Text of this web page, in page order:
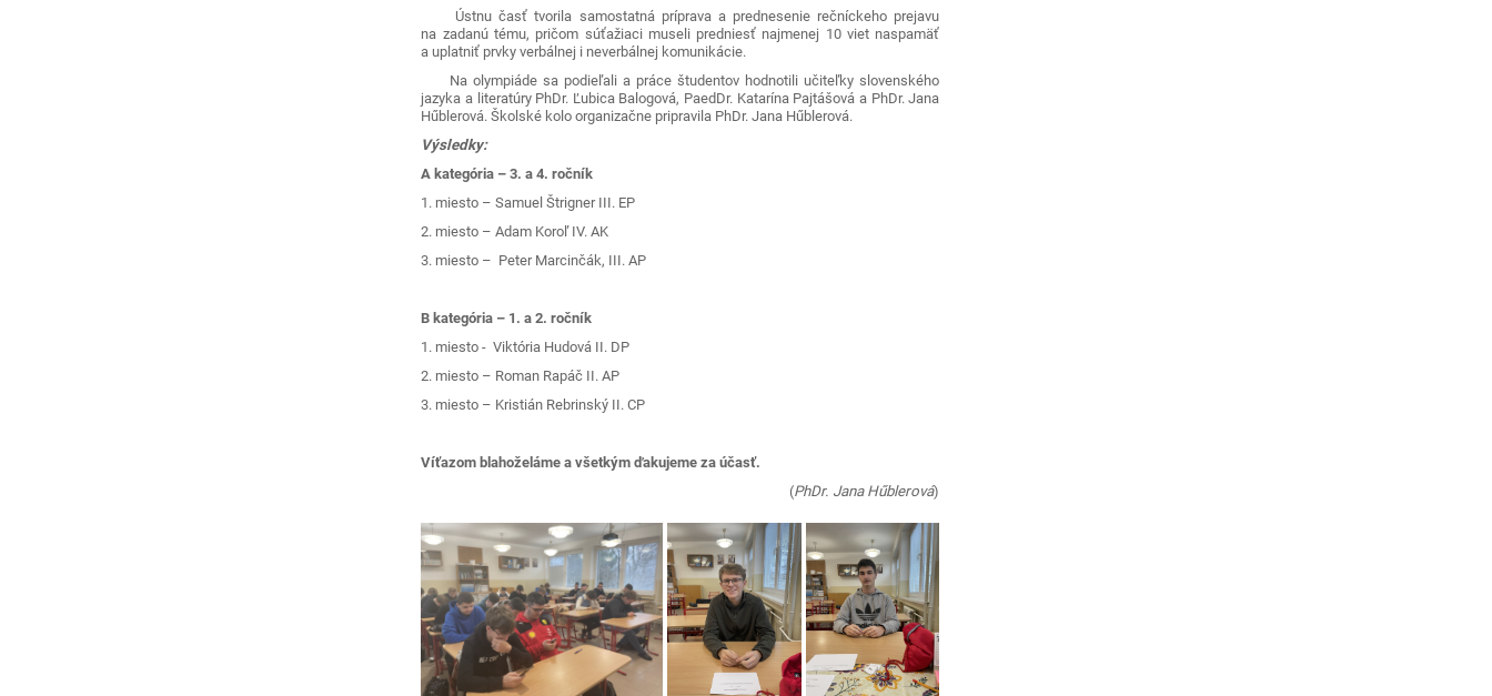
Ústnu časť tvorila samostatná príprava a prednesenie rečníckeho prejavu
na zadanú tému, pričom súťažiaci museli predniesť najmenej 10 viet naspamäť
a uplatniť prvky verbálnej i neverbálnej komunikácie.
Na olympiáde sa podieľali a práce študentov hodnotili učiteľky slovenského
jazyka a literatúry PhDr. Ľubica Balogová, PaedDr. Katarína Pajtášová a PhDr. Jana
Hűblerová. Školské kolo organizačne pripravila PhDr. Jana Hűblerová.
Výsledky:
A kategória – 3. a 4. ročník
1. miesto – Samuel Štrigner III. EP
2. miesto – Adam Koroľ IV. AK
3. miesto – Peter Marcinčák, III. AP
B kategória – 1. a 2. ročník
1. miesto - Viktória Hudová II. DP
2. miesto – Roman Rapáč II. AP
3. miesto – Kristián Rebrinský II. CP
Víťazom blahoželáme a všetkým ďakujeme za účasť.
(PhDr. Jana Hűblerová)